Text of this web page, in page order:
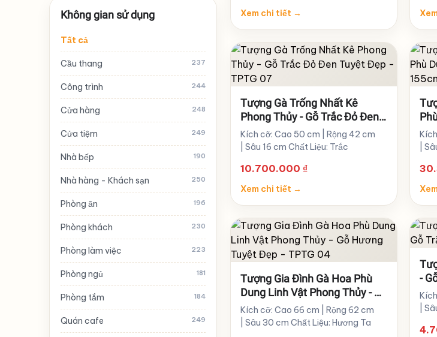
Không gian sử dụng
Tất cả
Cầu thang 237
Công trình 244
Cửa hàng 248
Cửa tiệm 249
Nhà bếp 190
Nhà hàng - Khách sạn 250
Phòng ăn 196
Phòng khách 230
Phòng làm việc 223
Phòng ngủ 181
Phòng tắm 184
Quán cafe 249
Xem chi tiết →
Tượng Gà Trống Nhất Kê
Phong Thủy - Gỗ Trắc Đỏ Đen
Tuyệt Đẹp - TPTG 07
Kích cỡ: Cao 50 cm | Rộng 42 cm
| Sâu 16 cm Chất Liệu: Trắc
10.700.000 ₫
Xem chi tiết →
|
Tượng Gia Đình Gà Hoa Phù
Dung Linh Vật Phong Thủy - Gỗ
Hương Tuyệt Đẹp - TPTG 04
Kích cỡ: Cao 66 cm | Rộng 62 cm
| Sâu 30 cm Chất Liệu: Hương Ta
-
|